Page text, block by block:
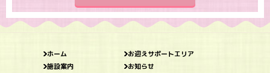
ホーム
施設案内
お迎えサポートエリア
お知らせ